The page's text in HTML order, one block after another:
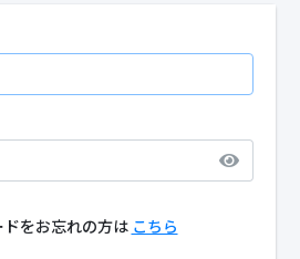
をお忘れの方は こちら